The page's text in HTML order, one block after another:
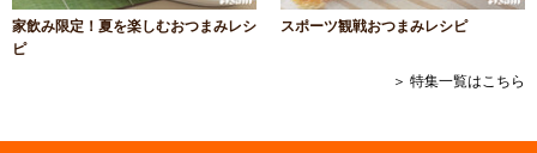
家飲み限定！夏を楽しむおつまみレシ
ピ
スポーツ観戦おつまみレシピ
＞ 特集一覧はこちら